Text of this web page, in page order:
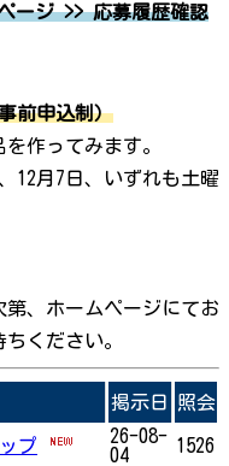
ージ >> 応募履歴確認
前申込制）
作ってみます。
12月7日、いずれも土曜
、ホームページにてお
ちください。
掲示日 照会
プ
26-08-
04
1526